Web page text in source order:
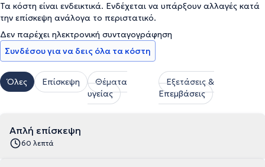
Τα κόστη είναι ενδεικτικά. Ενδέχεται να υπάρξουν αλλαγές κατά
την επίσκεψη ανάλογα το περιστατικό.
Δεν παρέχει ηλεκτρονική συνταγογράφηση
Συνδέσου για να δεις όλα τα κόστη
Όλες Επίσκεψη
Θέματα
υγείας
Εξετάσεις &
Επεμβάσεις
Απλή επίσκεψη
60 λεπτά